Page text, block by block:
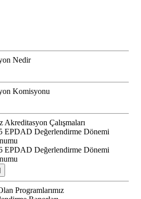
Nedir
Komisyonu
Akreditasyon Çalışmaları
EPDAD Değerlendirme Dönemi
EPDAD Değerlendirme Dönemi
Programlarımız